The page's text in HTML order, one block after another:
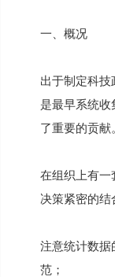
一、概况
出于制定科
是最早系统
了重要的贡
在组织上有一
决策紧密的结
注意统计数据
范；